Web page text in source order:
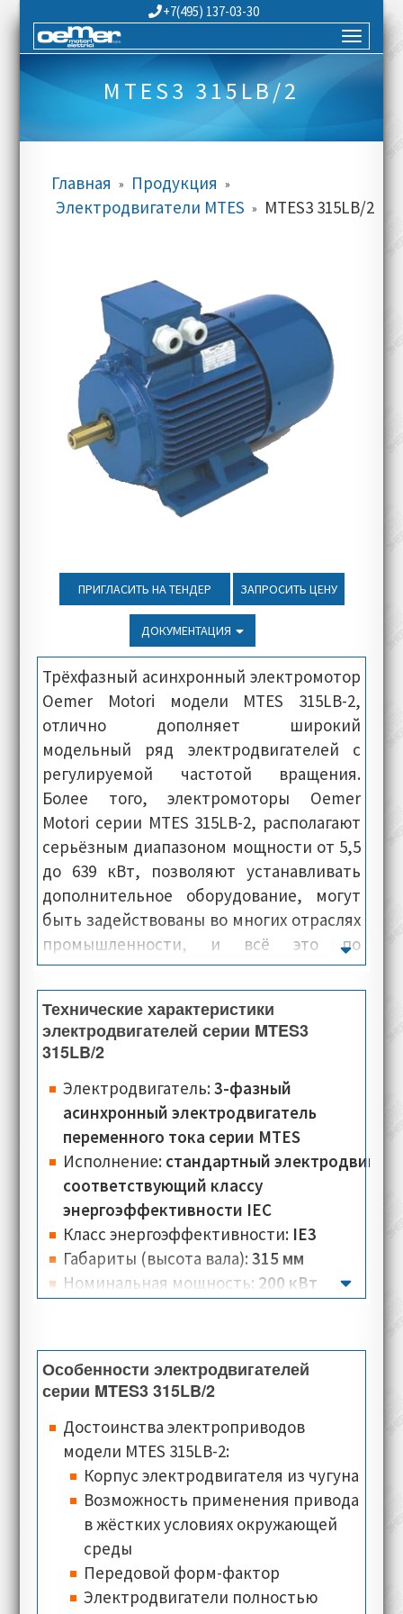
+7(495) 137-03-30
MTES3 315LB/2
Главная » Продукция »
Электродвигатели MTES » MTES3 315LB/2
ПРИГЛАСИТЬ НА ТЕНДЕР ЗАПРОСИТЬ ЦЕНУ
ДОКУМЕНТАЦИЯ
Трёхфазный асинхронный электромотор
Oemer Motori модели MTES 315LB-2,
отлично дополняет широкий
модельный ряд электродвигателей с
регулируемой частотой вращения.
Более того, электромоторы Oemer
Motori серии MTES 315LB-2, располагают
серьёзным диапазоном мощности от 5,5
до 639 кВт, позволяют устанавливать
дополнительное оборудование, могут
быть задействованы во многих отраслях
промышленности, и всё это по
недорогой цене. Как правило, внешние
панели и каркас электропривода,
отлиты из чугуна, что в свою очередь
говорит о сверхпрочной и монолитной
конструкции. Электромашины данной
серии, располагают эффективной
системой охлаждения, демонстрируют
высокую устойчивость к постоянным
механическим нагрузкам, что в свою
очередь позволяет им,
функционировать при любых условиях.
Технические характеристики
электродвигателей серии MTES3
315LB/2
Электродвигатель:3-фазный
асинхронный электродвигатель
переменного тока серии MTES
Исполнение: стандартный
соответствующий классу
энергоэффективности IEC
Класс энергоэффективности: IE3
Габариты (высота вала):315 мм
Номинальная мощность: 200 кВт
Количество полюсов:2
Номинальная скорость:2980-3000 об/
мин
Номинальное напряжение:400-460 В
Номинальный ток:335-340 А
Тип соединения:треугольник, звезда
Количество разъёмов:3-6 для
электродвигателей в чугунном
корпусе с типом соединения схема
треугольник-звезда, с клеммной
коробкой установленной вверху
Особенности электродвигателей
серии MTES3 315LB/2
Достоинства электроприводов
модели MTES 315LB-2:
Корпус электродвигателя из чугуна
Возможность применения привода
в жёстких условиях окружающей
среды
Передовой форм-фактор
Электродвигатели полностью